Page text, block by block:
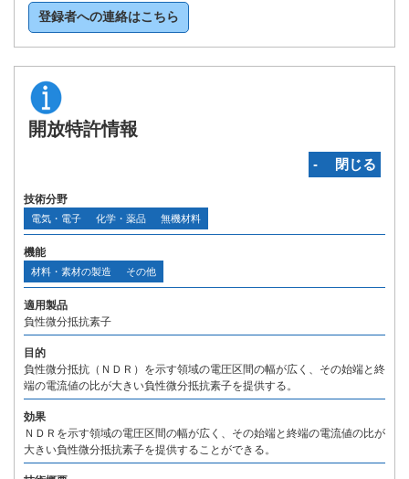
登録者への連絡はこちら
開放特許情報
‐ 閉じる
技術分野
電気・電子 化学・薬品 無機材料
機能
材料・素材の製造 その他
適用製品
負性微分抵抗素子
目的
負性微分抵抗（ＮＤＲ）を示す領域の電圧区間の幅が広く、その始端と終
端の電流値の比が大きい負性微分抵抗素子を提供する。
効果
ＮＤＲを示す領域の電圧区間の幅が広く、その始端と終端の電流値の比が
大きい負性微分抵抗素子を提供することができる。